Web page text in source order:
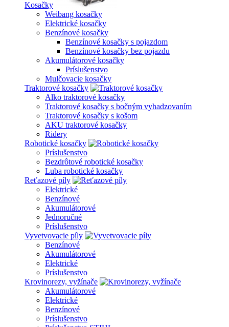
Kosačky
Weibang kosačky
Elektrické kosačky
Benzínové kosačky
Benzínové kosačky s pojazdom
Benzínové kosačky bez pojazdu
Akumulátorové kosačky
Príslušenstvo
Mulčovacie kosačky
Traktorové kosačky
Alko traktorové kosačky
Traktorové kosačky s bočným vyhadzovaním
Traktorové kosačky s košom
AKU traktorové kosačky
Ridery
Robotické kosačky
Príslušenstvo
Bezdrôtové robotické kosačky
Luba robotické kosačky
Reťazové píly
Elektrické
Benzínové
Akumulátorové
Jednoručné
Príslušenstvo
Vyvetvovacie píly
Benzínové
Akumulátorové
Elektrické
Príslušenstvo
Krovinorezy, vyžínače
Akumulátorové
Elektrické
Benzínové
Príslušenstvo